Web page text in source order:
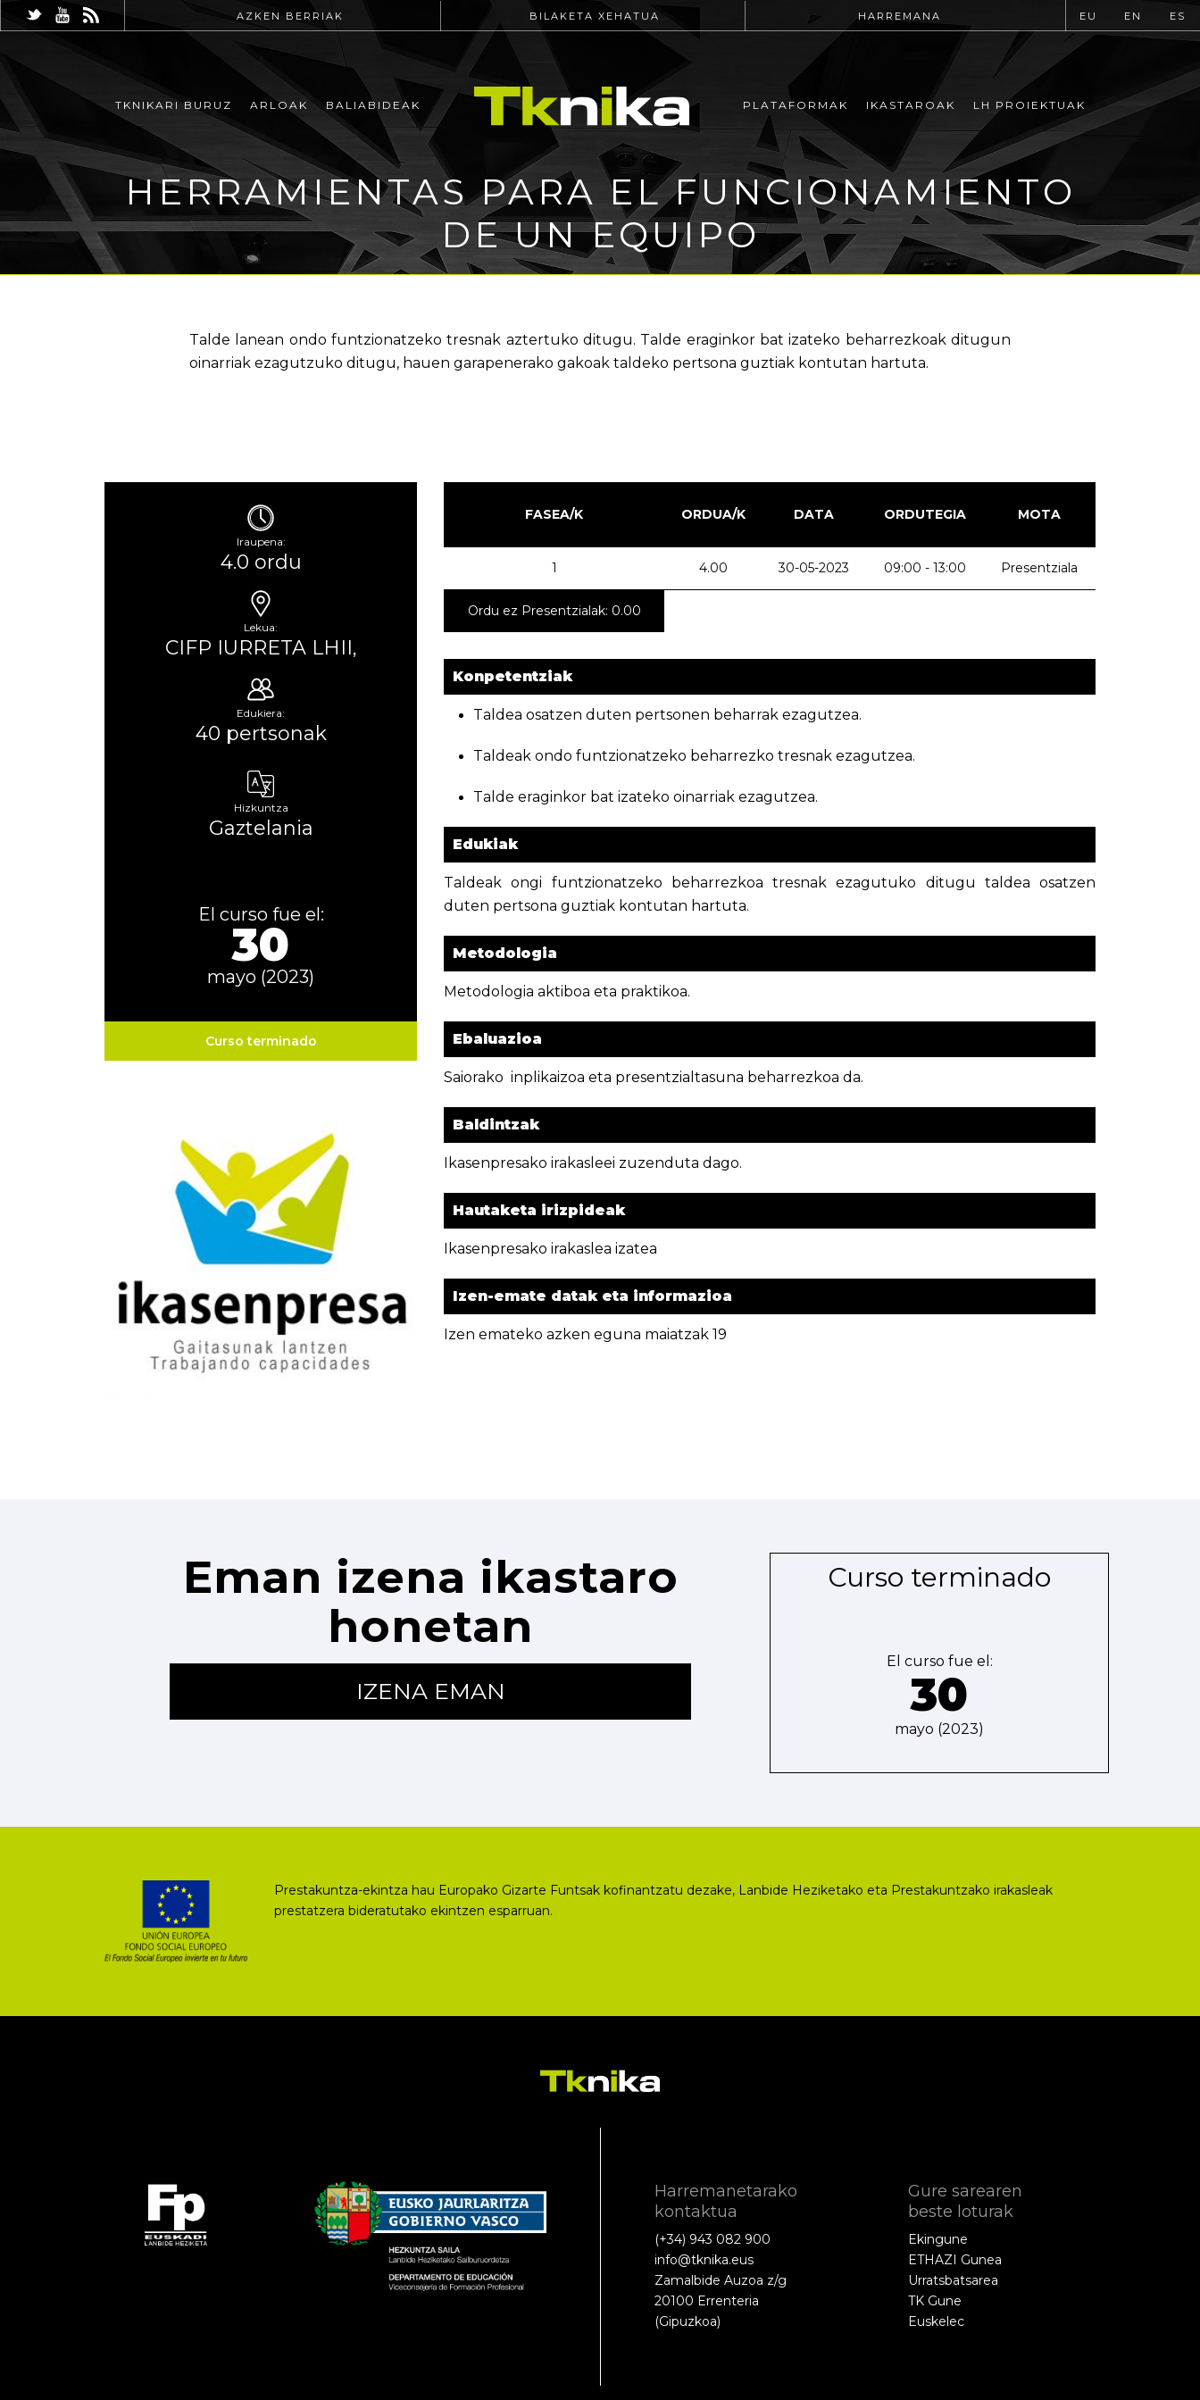
AZKEN BERRIAK BILAKETA XEHATUA HARREMANA EU EN ES
TKNIKARI BURUZ ARLOAK BALIABIDEAK PLATAFORMAK IKASTAROAK LH PROIEKTUAK
HERRAMIENTAS PARA EL FUNCIONAMIENTO
DE UN EQUIPO
Talde lanean ondo funtzionatzeko tresnak aztertuko ditugu. Talde eraginkor bat izateko beharrezkoak ditugun
oinarriak ezagutzuko ditugu, hauen garapenerako gakoak taldeko pertsona guztiak kontutan hartuta.
Iraupena:
4.0 ordu
Lekua:
CIFP IURRETA LHII,
Edukiera:
40 pertsonak
Hizkuntza
Gaztelania
El curso fue el:
30
mayo (2023)
Curso terminado
FASEA/K ORDUA/K DATA ORDUTEGIA MOTA
1 4.00 30-05-2023 09:00 - 13:00 Presentziala
Ordu ez Presentzialak: 0.00
Konpetentziak
Taldea osatzen duten pertsonen beharrak ezagutzea.
Taldeak ondo funtzionatzeko beharrezko tresnak ezagutzea.
Talde eraginkor bat izateko oinarriak ezagutzea.
Edukiak
Taldeak ongi funtzionatzeko beharrezkoa tresnak ezagutuko ditugu taldea osatzen
duten pertsona guztiak kontutan hartuta.
Metodologia
Metodologia aktiboa eta praktikoa.
Ebaluazioa
Saiorako inplikaizoa eta presentzialtasuna beharrezkoa da.
Baldintzak
Ikasenpresako irakasleei zuzenduta dago.
Hautaketa irizpideak
Ikasenpresako irakaslea izatea
Izen-emate datak eta informazioa
Izen emateko azken eguna maiatzak 19
Eman izena ikastaro
honetan
IZENA EMAN
Curso terminado
El curso fue el:
30
mayo (2023)
Prestakuntza-ekintza hau Europako Gizarte Funtsak kofinantzatu dezake, Lanbide Heziketako eta Prestakuntzako irakasleak
prestatzera bideratutako ekintzen esparruan.
Harremanetarako
kontaktua
(+34) 943 082 900
info@tknika.eus
Zamalbide Auzoa z/g
20100 Errenteria
(Gipuzkoa)
Gure sarearen
beste loturak
Ekingune
ETHAZI Gunea
Urratsbatsarea
TK Gune
Euskelec